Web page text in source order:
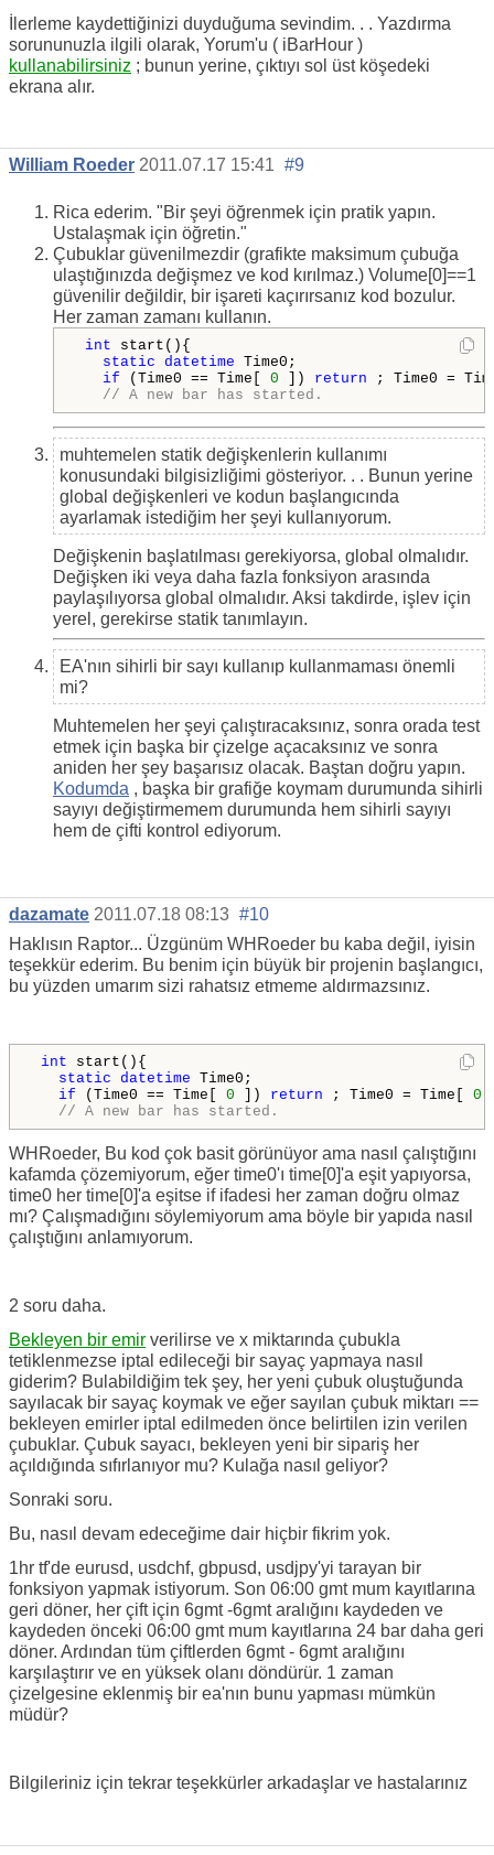
İlerleme kaydettiğinizi duyduğuma sevindim. . . Yazdırma
sorununuzla ilgili olarak, Yorum'u ( iBarHour )
kullanabilirsiniz ; bunun yerine, çıktıyı sol üst köşedeki
ekrana alır.
William Roeder 2011.07.17 15:41 #9
Rica ederim. "Bir şeyi öğrenmek için pratik yapın.
Ustalaşmak için öğretin."
Çubuklar güvenilmezdir (grafikte maksimum çubuğa
ulaştığınızda değişmez ve kod kırılmaz.) Volume[0]==1
güvenilir değildir, bir işareti kaçırırsanız kod bozulur.
Her zaman zamanı kullanın.
int start(){
static datetime Time0;
if (Time0 == Time[ 0 ]) return ; Time0 =
// A new bar has started.
muhtemelen statik değişkenlerin kullanımı
konusundaki bilgisizliğimi gösteriyor. . . Bunun yerine
global değişkenleri ve kodun başlangıcında
ayarlamak istediğim her şeyi kullanıyorum.
Değişkenin başlatılması gerekiyorsa, global olmalıdır.
Değişken iki veya daha fazla fonksiyon arasında
paylaşılıyorsa global olmalıdır. Aksi takdirde, işlev için
yerel, gerekirse statik tanımlayın.
EA'nın sihirli bir sayı kullanıp kullanmaması önemli
mi?
Muhtemelen her şeyi çalıştıracaksınız, sonra orada test
etmek için başka bir çizelge açacaksınız ve sonra
aniden her şey başarısız olacak. Baştan doğru yapın.
Kodumda , başka bir grafiğe koymam durumunda sihirli
sayıyı değiştirmemem durumunda hem sihirli sayıyı
hem de çifti kontrol ediyorum.
dazamate 2011.07.18 08:13 #10
Haklısın Raptor... Üzgünüm WHRoeder bu kaba değil, iyisin
teşekkür ederim. Bu benim için büyük bir projenin başlangıcı,
bu yüzden umarım sizi rahatsız etmeme aldırmazsınız.
int start(){
static datetime Time0;
if (Time0 == Time[ 0 ]) return ; Time0 = Time[ 0
// A new bar has started.
WHRoeder, Bu kod çok basit görünüyor ama nasıl çalıştığını
kafamda çözemiyorum, eğer time0'ı time[0]'a eşit yapıyorsa,
time0 her time[0]'a eşitse if ifadesi her zaman doğru olmaz
mı? Çalışmadığını söylemiyorum ama böyle bir yapıda nasıl
çalıştığını anlamıyorum.
2 soru daha.
Bekleyen bir emir verilirse ve x miktarında çubukla
tetiklenmezse iptal edileceği bir sayaç yapmaya nasıl
giderim? Bulabildiğim tek şey, her yeni çubuk oluştuğunda
sayılacak bir sayaç koymak ve eğer sayılan çubuk miktarı ==
bekleyen emirler iptal edilmeden önce belirtilen izin verilen
çubuklar. Çubuk sayacı, bekleyen yeni bir sipariş her
açıldığında sıfırlanıyor mu? Kulağa nasıl geliyor?
Sonraki soru.
Bu, nasıl devam edeceğime dair hiçbir fikrim yok.
1hr tf'de eurusd, usdchf, gbpusd, usdjpy'yi tarayan bir
fonksiyon yapmak istiyorum. Son 06:00 gmt mum kayıtlarına
geri döner, her çift için 6gmt -6gmt aralığını kaydeden ve
kaydeden önceki 06:00 gmt mum kayıtlarına 24 bar daha geri
döner. Ardından tüm çiftlerden 6gmt - 6gmt aralığını
karşılaştırır ve en yüksek olanı döndürür. 1 zaman
çizelgesine eklenmiş bir ea'nın bunu yapması mümkün
müdür?
Bilgileriniz için tekrar teşekkürler arkadaşlar ve hastalarınız